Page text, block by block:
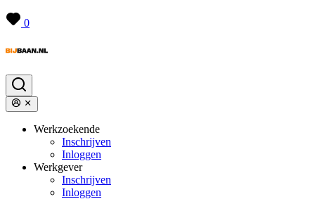
0
Werkzoekende
Inschrijven
Inloggen
Werkgever
Inschrijven
Inloggen